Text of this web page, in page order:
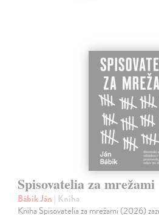
Spisovatelia za mrežami
Bábik Ján | Kniha
Kniha Spisovatelia za mrežami (2026)